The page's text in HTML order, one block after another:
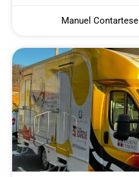
Manuel Contartese